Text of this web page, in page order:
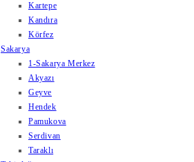
Kartepe
Kandıra
Körfez
Sakarya
1-Sakarya Merkez
Akyazı
Geyve
Hendek
Pamukova
Serdivan
Taraklı